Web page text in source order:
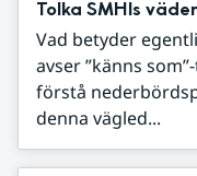
Tolka SMHIs
Vad betyder
avser ”känns
förstå
denna vägled...